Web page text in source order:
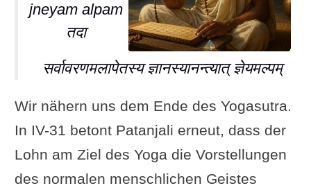
jneyam alpam
तदा
सर्वावरणमलापेतस्य ज्ञानस्यानन्त्यात् ज्ञेयमल्पम्
Wir nähern uns dem Ende des Yogasutra.
In IV-31 betont Patanjali erneut, dass der
Lohn am Ziel des Yoga die Vorstellungen
des normalen menschlichen Geistes